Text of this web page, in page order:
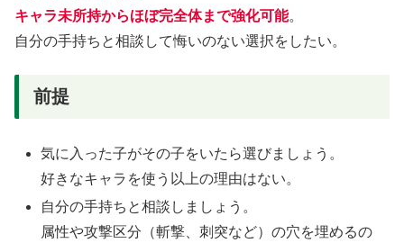
キャラ未所持からほぼ完全体まで強化可能。
自分の手持ちと相談して悔いのない選択をしたい。
前提
気に入った子がその子をいたら選びましょう。
好きなキャラを使う以上の理由はない。
自分の手持ちと相談しましょう。
属性や攻撃区分（斬撃、刺突など）の穴を埋めるの